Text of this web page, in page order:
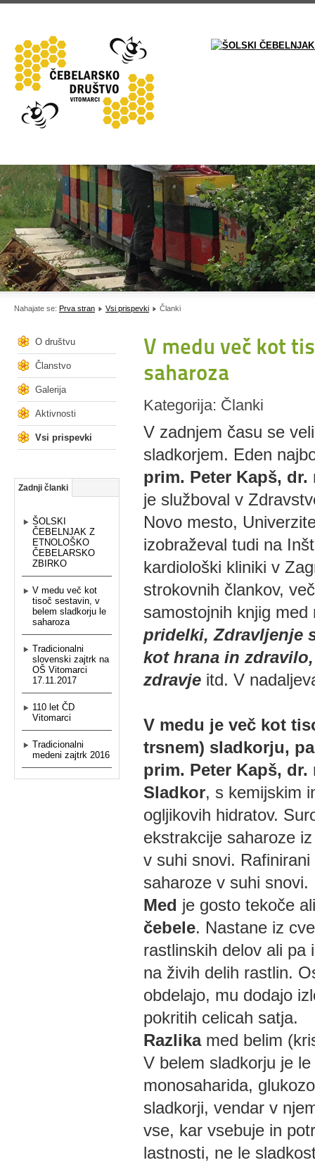
Nahajate se: Prva stran Vsi prispevki Članki
O društvu
Članstvo
Galerija
Aktivnosti
Vsi prispevki
Zadnji članki
ŠOLSKI
ČEBELNJAK Z
ETNOLOŠKO
ČEBELARSKO
ZBIRKO
V medu več kot
tisoč sestavin, v
belem sladkorju le
saharoza
Tradicionalni
slovenski zajtrk na
OŠ Vitomarci
17.11.2017
110 let ČD
Vitomarci
Tradicionalni
medeni zajtrk 2016
V medu več kot
saharoza
Kategorija: Članki
V zadnjem času se
sladkorjem. Eden
prim. Peter Kapš,
je služboval v
Novo mesto,
izobraževal tudi na
kardiološki kliniki v
strokovnih člankov,
samostojnih knjig
pridelki, Zdravljenje
kot hrana in
zdravje itd. V
V medu je več kot
trsnem) sladkorju,
prim. Peter Kapš, dr.
Sladkor, s kemijskim
ogljikovih hidratov.
ekstrakcije saharoze
v suhi snovi.
saharoze v suhi snovi.
Med je gosto tekoče
čebele. Nastane iz
rastlinskih delov ali pa
na živih delih rastlin.
obdelajo, mu dodajo
pokritih celicah satja.
Razlika med belim
V belem sladkorju je
monosaharida,
sladkorji, vendar v
vse, kar vsebuje in
lastnosti, ne le